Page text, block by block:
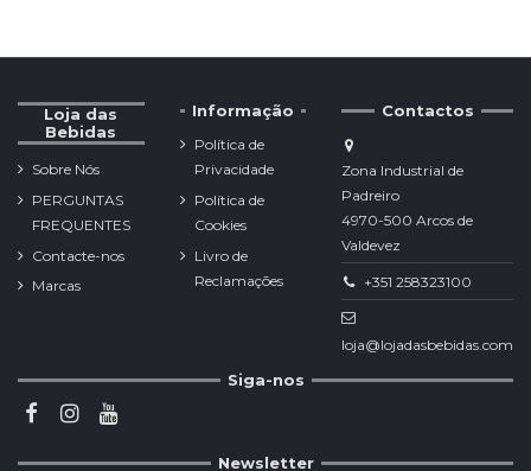
Loja das
Bebidas
Sobre Nós
PERGUNTAS
FREQUENTES
Contacte-nos
Marcas
Informação
Política de
Privacidade
Política de
Cookies
Livro de
Reclamações
Contactos
Zona Industrial de
Padreiro
4970-500 Arcos de
Valdevez
+351 258323100
loja@lojadasbebidas.com
Siga-nos
Newsletter